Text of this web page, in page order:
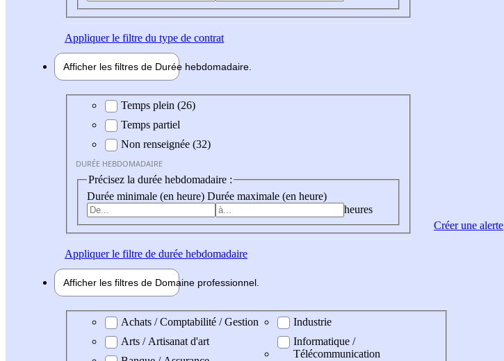
Appliquerle filtre du type de contrat
Afficher les filtres de Durée hebdomadaire
Durée hebdomadaire
Temps plein (26)
Temps partiel
Non renseignée (32)
DURÉE HEBDOMADAIRE
Précisez la durée hebdomadaire :
Durée minimale (en heure) Durée maximale (en heure)
heures
Appliquerle filtre de durée hebdomadaire
Afficher les filtres de Domaine professionnel
Domaine professionel
Achats / Comptabilité / Gestion
Arts / Artisanat d'art
Industrie
Informatique /
Télécommunication
Créer une alerte